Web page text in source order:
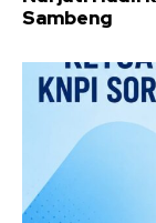
Sambeng